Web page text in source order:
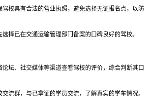
驾校具有合法的营业执照，避免选择无证报名点，以防
选择已在交通运输管理部门备案的口碑良好的驾校。
论坛、社交媒体等渠道查看驾校的评价，综合判断其口
流群，与已拿证的学员交流，了解真实的学车情况。